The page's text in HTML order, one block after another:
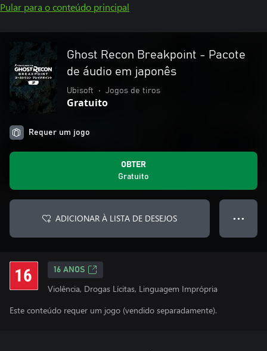
Pular para o conteúdo principal
Ghost Recon Breakpoint - Pacote
de áudio em japonês
Ubisoft • Jogos de tiros
Gratuito
Requer um jogo
OBTER
Gratuito
ADICIONAR À LISTA DE DESEJOS ● ● ●
16 ANOS
Violência, Drogas Lícitas, Linguagem Imprópria
Este conteúdo requer um jogo (vendido separadamente).